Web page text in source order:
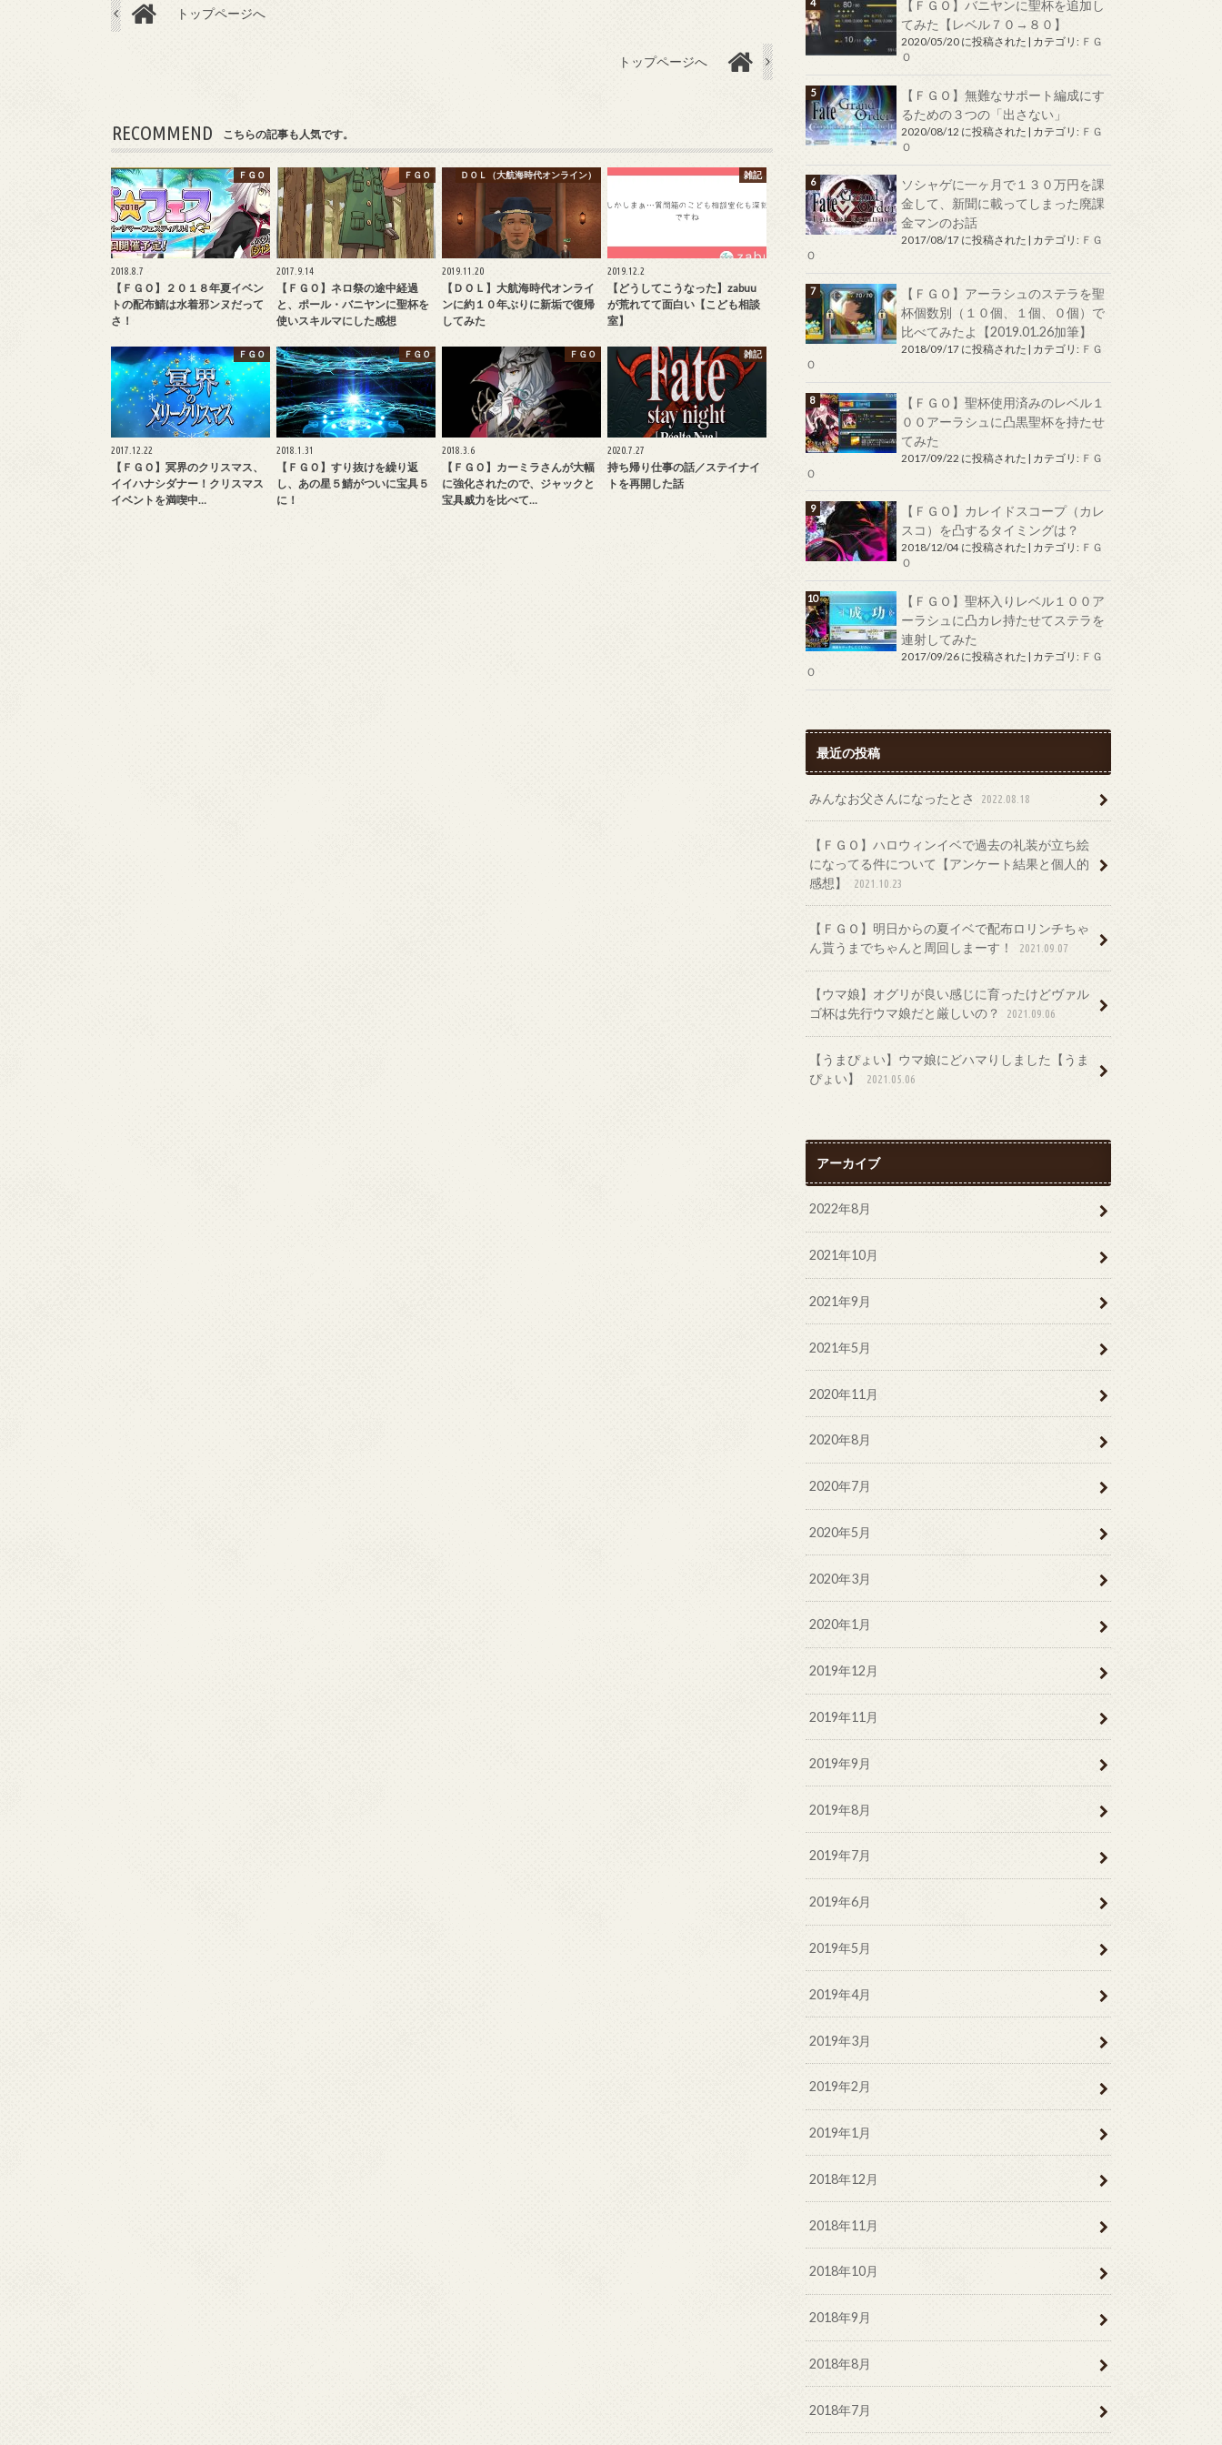
トップページへ
トップページへ
RECOMMEND こちらの記事も人気です。
ＦＧＯ
2018.8.7
【ＦＧＯ】２０１８年夏イベン
トの配布鯖は水着邪ンヌだって
さ！
ＦＧＯ
2017.9.14
【ＦＧＯ】ネロ祭の途中経過
と、ポール・バニヤンに聖杯を
使いスキルマにした感想
ＤＯＬ（大航海時代オンライン）
2019.11.20
【ＤＯＬ】大航海時代オンライ
ンに約１０年ぶりに新垢で復帰
してみた
雑記
2019.12.2
【どうしてこうなった】zabuu
が荒れてて面白い【こども相談
室】
ＦＧＯ
2017.12.22
【ＦＧＯ】冥界のクリスマス、
イイハナシダナー！クリスマス
イベントを満喫中…
ＦＧＯ
2018.1.31
【ＦＧＯ】すり抜けを繰り返
し、あの星５鯖がついに宝具５
に！
ＦＧＯ
2018.3.6
【ＦＧＯ】カーミラさんが大幅
に強化されたので、ジャックと
宝具威力を比べて…
雑記
2020.7.27
持ち帰り仕事の話／ステイナイ
トを再開した話
【ＦＧＯ】バニヤンに聖杯を追加し
てみた【レベル７０→８０】
2020/05/20 に投稿された カテゴリ: ＦＧ
Ｏ
【ＦＧＯ】無難なサポート編成にす
るための３つの「出さない」
2020/08/12 に投稿された | カテゴリ: ＦＧ
Ｏ
ソシャゲに一ヶ月で１３０万円を課
金して、新聞に載ってしまった廃課
金マンのお話
2017/08/17 に投稿された カテゴリ: ＦＧ
Ｏ
【ＦＧＯ】アーラシュのステラを聖
杯個数別（１０個、１個、０個）で
比べてみたよ【2019.01.26加筆】
2018/09/17 に投稿された | カテゴリ: ＦＧ
Ｏ
【ＦＧＯ】聖杯使用済みのレベル１
００アーラシュに凸黒聖杯を持たせ
てみた
2017/09/22 に投稿された | カテゴリ: ＦＧ
Ｏ
【ＦＧＯ】カレイドスコープ（カレ
スコ）を凸するタイミングは？
2018/12/04 に投稿された カテゴリ: ＦＧ
Ｏ
【ＦＧＯ】聖杯入りレベル１００ア
ーラシュに凸カレ持たせてステラを
連射してみた
2017/09/26 に投稿された | カテゴリ: ＦＧ
Ｏ
最近の投稿
みんなお父さんになったとさ 2022.08.18
【ＦＧＯ】ハロウィンイベで過去の礼装が立ち絵
になってる件について【アンケート結果と個人的
感想】
2021.10.23
【ＦＧＯ】明日からの夏イベで配布ロリンチちゃ
ん貰うまでちゃんと周回しまーす！
2021.09.07
【ウマ娘】オグリが良い感じに育ったけどヴァル
ゴ杯は先行ウマ娘だと厳しいの？
2021.09.06
【うまぴょい】ウマ娘にどハマりしました【うま
ぴょい】
2021.05.06
アーカイブ
2022年8月
2021年10月
2021年9月
2021年5月
2020年11月
2020年8月
2020年7月
2020年5月
2020年3月
2020年1月
2019年12月
2019年11月
2019年9月
2019年8月
2019年7月
2019年6月
2019年5月
2019年4月
2019年3月
2019年2月
2019年1月
2018年12月
2018年11月
2018年10月
2018年9月
2018年8月
2018年7月